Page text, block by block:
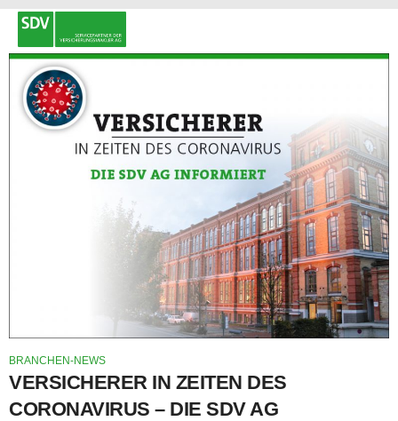
BRANCHEN-NEWS
VERSICHERER IN ZEITEN DES
CORONAVIRUS – DIE SDV AG